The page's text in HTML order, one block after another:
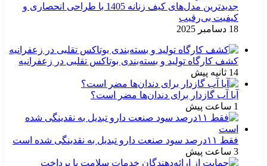
جدیدترین مدل‌های کیف زنانه 1405 با طراحی انحصاری و
کیفیت بی‌رقیب
18 دسامبر 2025
کشف کارگاه تولید و بسته‌بندی بوتاکس تقلبی در زعفرانیه
14 ثانیه پیش
آیا آب گازدار برای دندان‌ها مضر است؟
1 ساعت پیش
فقط ۱۱‌درصد سود صنعت دارو تبدیل به نقدینگی شده است
3 ساعت پیش